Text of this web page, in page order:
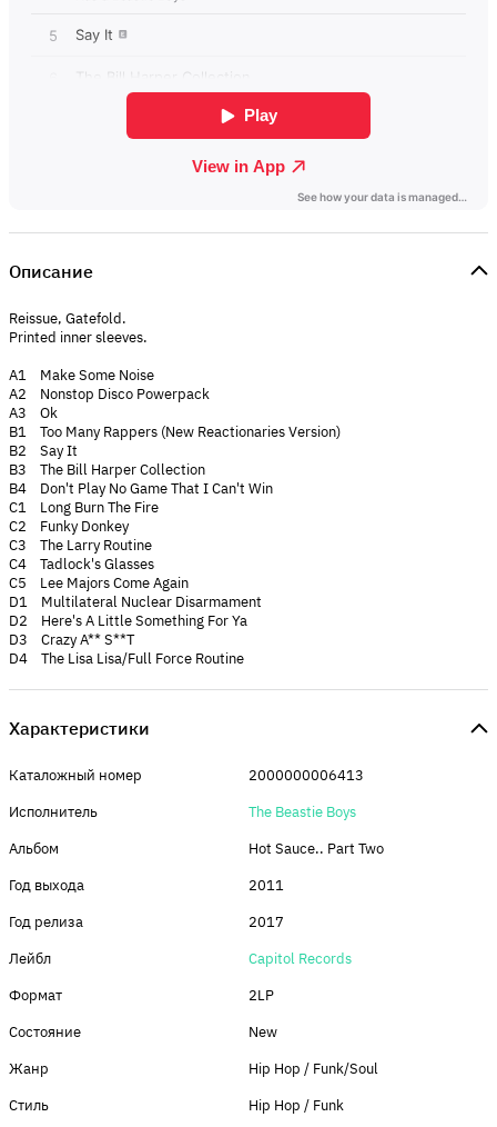
Описание
Reissue, Gatefold.
Printed inner sleeves.
A1 Make Some Noise
A2 Nonstop Disco Powerpack
A3 Ok
B1 Too Many Rappers (New Reactionaries Version)
B2 Say It
B3 The Bill Harper Collection
B4 Don't Play No Game That I Can't Win
C1 Long Burn The Fire
C2 Funky Donkey
C3 The Larry Routine
C4 Tadlock's Glasses
C5 Lee Majors Come Again
D1 Multilateral Nuclear Disarmament
D2 Here's A Little Something For Ya
D3 Crazy A** S**T
D4 The Lisa Lisa/Full Force Routine
Характеристики
Каталожный номер
2000000006413
Исполнитель
The Beastie Boys
Альбом
Hot Sauce.. Part Two
Год выхода
2011
Год релиза
2017
Лейбл
Capitol Records
Формат
2LP
Состояние
New
Жанр
Hip Hop / Funk/Soul
Стиль
Hip Hop / Funk